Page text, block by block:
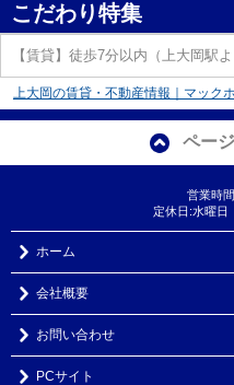
こだわり特集
【賃貸】徒歩7分以内（上大岡駅
上大岡の賃貸・不動産情報｜マック
ペー
営業時
定休日:水曜日
ホーム
会社概要
お問い合わせ
PCサイト